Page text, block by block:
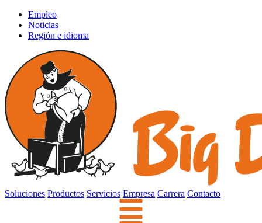
Empleo
Noticias
Región e idioma
Soluciones Productos Servicios Empresa Carrera Contacto